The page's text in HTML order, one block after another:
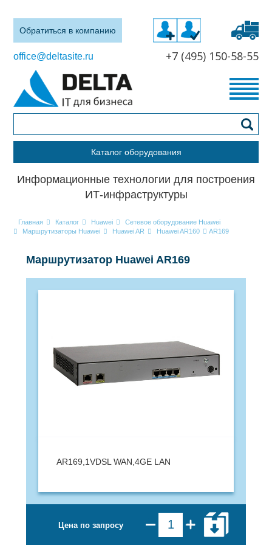
Обратиться в компанию
office@deltasite.ru +7 (495) 150-58-55
Каталог оборудования
Информационные технологии для построения
ИТ-инфраструктуры
Главная Каталог Huawei
Сетевое оборудование Huawei
Маршрутизаторы Huawei
Huawei AR Huawei AR160 AR169
Маршрутизатор Huawei AR169
AR169,1VDSL WAN,4GE LAN
Цена по запросу